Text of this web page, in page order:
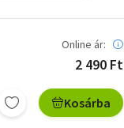
Online ár:
2 490 Ft
Kosárba